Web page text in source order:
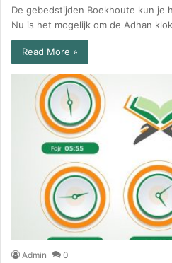
De gebedstijden Boekhoute kun je
Nu is het mogelijk om de Adhan
Read More »
Admin 0